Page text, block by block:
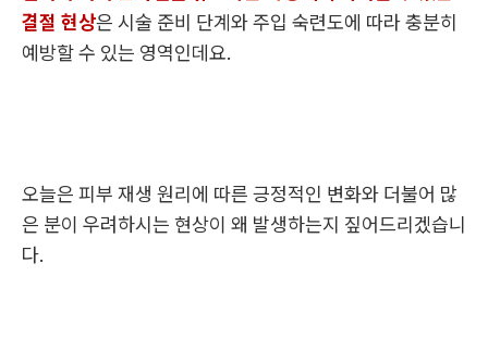
결절 현상은 시술 준비 단계와 주입 숙련도에 따라 충분히
예방할 수 있는 영역인데요.
오늘은 피부 재생 원리에 따른 긍정적인 변화와 더불어 많
은 분이 우려하시는 현상이 왜 발생하는지 짚어드리겠습니
다.